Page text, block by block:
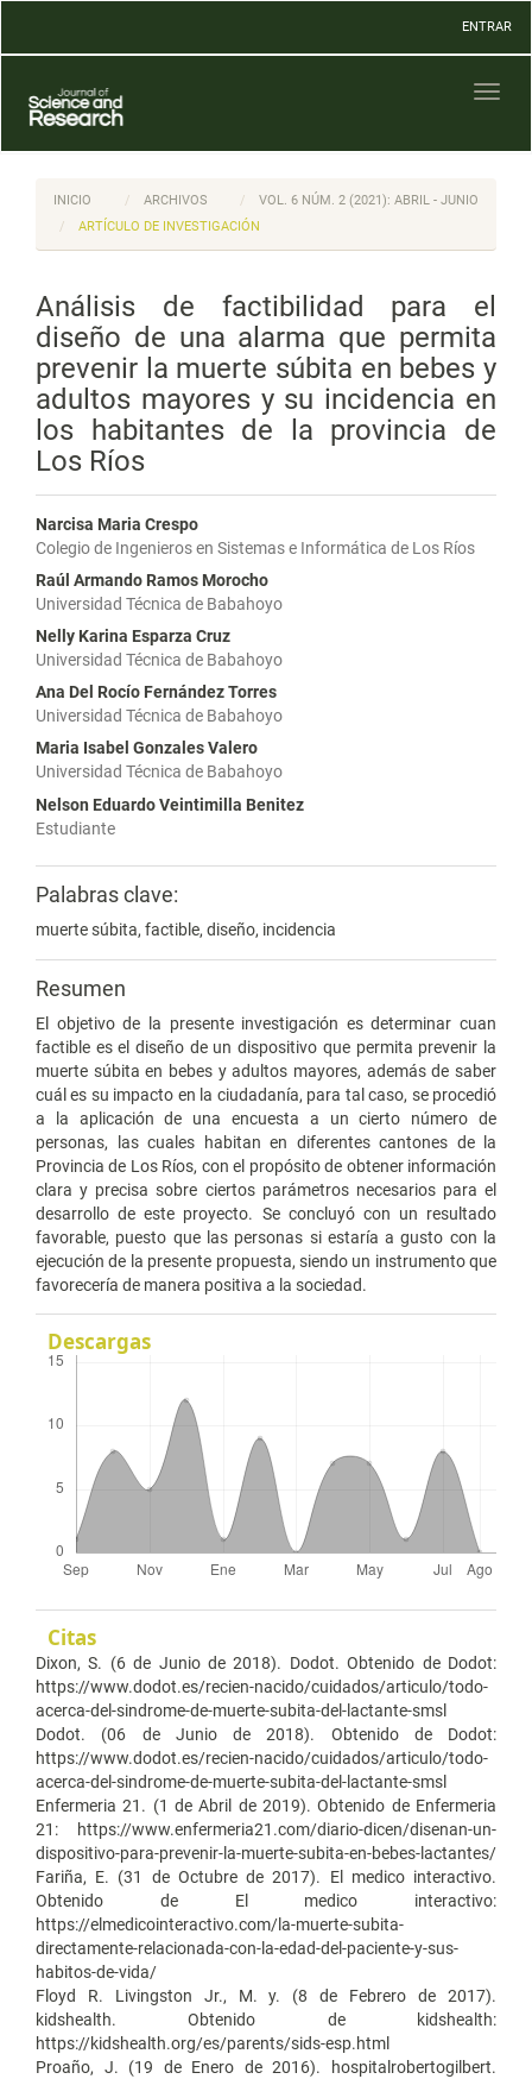
Contenido
Barra
lateral
ENTRAR
INICIO ARCHIVOS
VOL. 6 NÚM. 2 (2021): ABRIL - JUNIO
ARTÍCULO DE INVESTIGACIÓN
Análisis de factibilidad para el
diseño de una alarma que permita
prevenir la muerte súbita en bebes y
adultos mayores y su incidencia en
los habitantes de la provincia de
Los Ríos
Narcisa Maria Crespo
Colegio de Ingenieros en Sistemas e Informática de Los Ríos
Raúl Armando Ramos Morocho
Universidad Técnica de Babahoyo
Nelly Karina Esparza Cruz
Universidad Técnica de Babahoyo
Ana Del Rocío Fernández Torres
Universidad Técnica de Babahoyo
Maria Isabel Gonzales Valero
Universidad Técnica de Babahoyo
Nelson Eduardo Veintimilla Benitez
Estudiante
Palabras clave:
muerte súbita, factible, diseño, incidencia
Resumen
El objetivo de la presente investigación es determinar cuan
factible es el diseño de un dispositivo que permita prevenir la
muerte súbita en bebes y adultos mayores, además de saber
cuál es su impacto en la ciudadanía, para tal caso, se procedió
a la aplicación de una encuesta a un cierto número de
personas, las cuales habitan en diferentes cantones de la
Provincia de Los Ríos, con el propósito de obtener información
clara y precisa sobre ciertos parámetros necesarios para el
desarrollo de este proyecto. Se concluyó con un resultado
favorable, puesto que las personas si estaría a gusto con la
ejecución de la presente propuesta, siendo un instrumento que
favorecería de manera positiva a la sociedad.
Descargas
Citas
Dixon, S. (6 de Junio de 2018). Dodot. Obtenido de Dodot:
https://www.dodot.es/recien-nacido/cuidados/articulo/todo-
acerca-del-sindrome-de-muerte-subita-del-lactante-smsl
Dodot. (06 de Junio de 2018). Obtenido de Dodot:
https://www.dodot.es/recien-nacido/cuidados/articulo/todo-
acerca-del-sindrome-de-muerte-subita-del-lactante-smsl
Enfermeria 21. (1 de Abril de 2019). Obtenido de Enfermeria
21: https://www.enfermeria21.com/diario-dicen/disenan-un-
dispositivo-para-prevenir-la-muerte-subita-en-bebes-lactantes/
Fariña, E. (31 de Octubre de 2017). El medico interactivo.
Obtenido de El medico interactivo:
https://elmedicointeractivo.com/la-muerte-subita-
directamente-relacionada-con-la-edad-del-paciente-y-sus-
habitos-de-vida/
Floyd R. Livingston Jr., M. y. (8 de Febrero de 2017).
kidshealth. Obtenido de kidshealth:
https://kidshealth.org/es/parents/sids-esp.html
Proaño, J. (19 de Enero de 2016). hospitalrobertogilbert.